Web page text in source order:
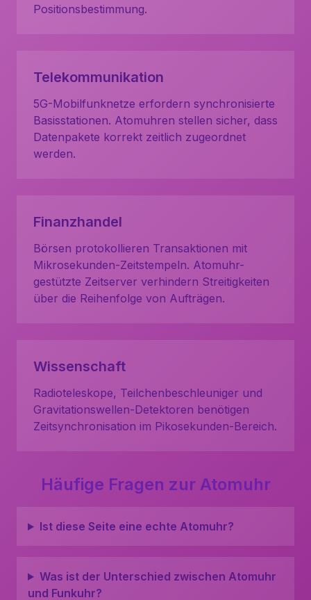
Positionsbestimmung.
Telekommunikation
5G-Mobilfunknetze erfordern synchronisierte
Basisstationen. Atomuhren stellen sicher, dass
Datenpakete korrekt zeitlich zugeordnet
werden.
Finanzhandel
Börsen protokollieren Transaktionen mit
Mikrosekunden-Zeitstempeln. Atomuhr-
gestützte Zeitserver verhindern Streitigkeiten
über die Reihenfolge von Aufträgen.
Wissenschaft
Radioteleskope, Teilchenbeschleuniger und
Gravitationswellen-Detektoren benötigen
Zeitsynchronisation im Pikosekunden-Bereich.
Häufige Fragen zur Atomuhr
Ist diese Seite eine echte Atomuhr?
Was ist der Unterschied zwischen Atomuhr
und Funkuhr?